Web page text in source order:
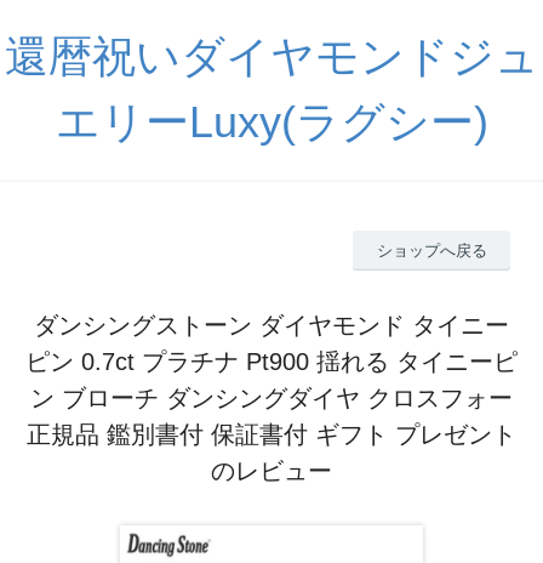
還暦祝いダイヤモンドジュ
エリーLuxy(ラグシー)
ショップへ戻る
ダンシングストーン ダイヤモンド タイニー
ピン 0.7ct プラチナ Pt900 揺れる タイニーピ
ン ブローチ ダンシングダイヤ クロスフォー
正規品 鑑別書付 保証書付 ギフト プレゼント
のレビュー